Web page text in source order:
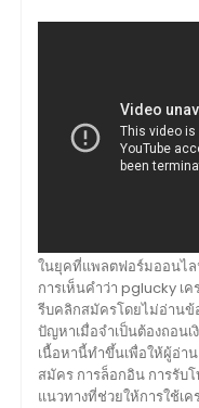
ในยุคที่แพลตฟอร์มออนไล
การเห็นคำว่า pglucky เ
รีบคลิกสมัครโดยไม่อ่านข้
ปัญหาเมื่อจำเป็นต้องถอนเ
เนื้อหานี้ทำขึ้นเพื่อให้ผู้อ่า
สมัคร การล็อกอิน การรับ
แนวทางที่ช่วยให้การใช้เ